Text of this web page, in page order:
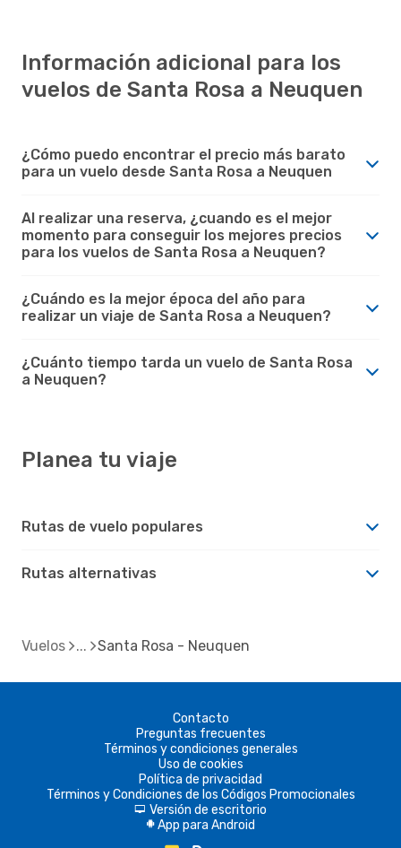
Información adicional para los
vuelos de Santa Rosa a Neuquen
¿Cómo puedo encontrar el precio más barato
para un vuelo desde Santa Rosa a Neuquen
Al realizar una reserva, ¿cuando es el mejor
momento para conseguir los mejores precios
para los vuelos de Santa Rosa a Neuquen?
¿Cuándo es la mejor época del año para
realizar un viaje de Santa Rosa a Neuquen?
¿Cuánto tiempo tarda un vuelo de Santa Rosa
a Neuquen?
Planea tu viaje
Rutas de vuelo populares
Rutas alternativas
Vuelos Santa Rosa - Neuquen
Contacto
Preguntas frecuentes
Términos y condiciones generales
Uso de cookies
Política de privacidad
Términos y Condiciones de los Códigos Promocionales
d Versión de escritorio
A App para Android